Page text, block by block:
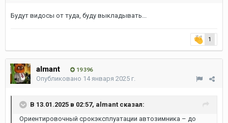
Будут видосы от туда, буду выкладывать...
1
almant 19 396
Опубликовано 14 января 2025 г.
В 13.01.2025 в 02:57, almant сказал:
Ориентировочный срокэксплуатации автозимника – до